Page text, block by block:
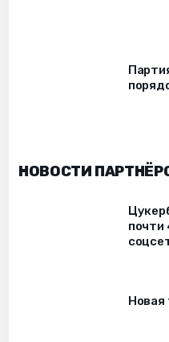
НОВОСТИ
почти
Новая